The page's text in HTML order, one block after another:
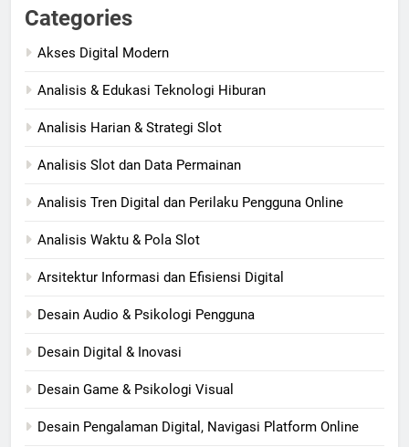
Categories
Akses Digital Modern
Analisis & Edukasi Teknologi Hiburan
Analisis Harian & Strategi Slot
Analisis Slot dan Data Permainan
Analisis Tren Digital dan Perilaku Pengguna Online
Analisis Waktu & Pola Slot
Arsitektur Informasi dan Efisiensi Digital
Desain Audio & Psikologi Pengguna
Desain Digital & Inovasi
Desain Game & Psikologi Visual
Desain Pengalaman Digital, Navigasi Platform Online